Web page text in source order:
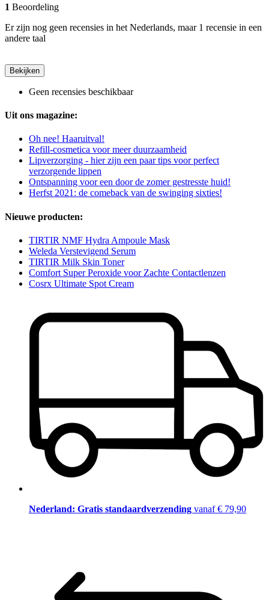
1 Beoordeling
Er zijn nog geen recensies in het Nederlands, maar 1 recensie in een
andere taal
Bekijken
Geen recensies beschikbaar
Uit ons magazine:
Oh nee! Haaruitval!
Refill-cosmetica voor meer duurzaamheid
Lipverzorging - hier zijn een paar tips voor perfect
verzorgende lippen
Ontspanning voor een door de zomer gestresste huid!
Herfst 2021: de comeback van de swinging sixties!
Nieuwe producten:
TIRTIR NMF Hydra Ampoule Mask
Weleda Verstevigend Serum
TIRTIR Milk Skin Toner
Comfort Super Peroxide voor Zachte Contactlenzen
Cosrx Ultimate Spot Cream
Nederland: Gratis standaardverzending vanaf € 79,90